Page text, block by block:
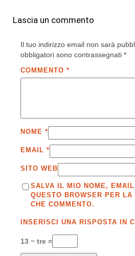
Lascia un commento
Il tuo indirizzo email non sarà
obbligatori sono contrassegnati *
COMMENTO *
NOME *
EMAIL *
SITO WEB
SALVA IL MIO NOME,
QUESTO BROWSER PER
CHE COMMENTO.
INSERISCI UNA RISPOSTA IN
13 − tre =